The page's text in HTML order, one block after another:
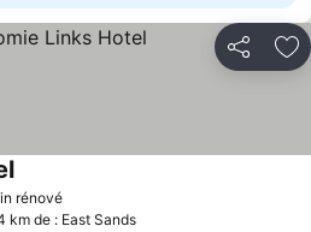
Partager
rénovéConsulter les prix
Consulter les prix
km de : East Sands